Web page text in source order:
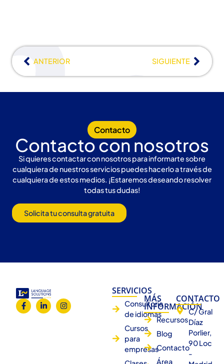
ANTERIOR SIGUIENTE
Contacto
Contacto con nosotros
Si quieres contactar con nosotros para informarte sobre
cualquiera de nuestros servicios puedes hacerlo a través de
cualquiera de estos medios. ¡Estaremos deseando resolver
todas tus dudas!
Solicita tu consulta gratuita
SERVICIOS
Consultoría
de idiomas
Cursos
para
empresas
MÁS
INFORMACIÓN
Recursos
Blog
Contacto
Área
CONTACTO
C/ Gral
Díaz
Porlier,
90 Loc
-